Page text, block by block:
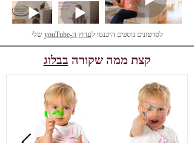
לסרטונים נוספים היכנסו לערוץ ה-youTube שלי
קצת ממה שקורה בבלוג